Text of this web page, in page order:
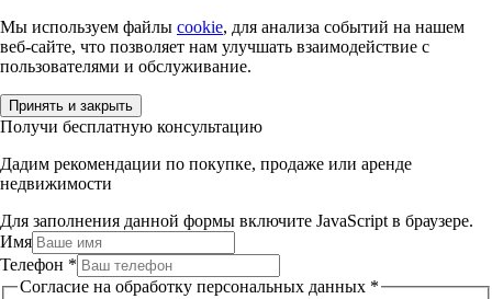
Мы используем файлы cookie, для анализа событий на нашем
веб-сайте, что позволяет нам улучшать взаимодействие с
пользователями и обслуживание.
Принять и закрыть
Получи бесплатную консультацию
Дадим рекомендации по покупке, продаже или аренде
недвижимости
Для заполнения данной формы включите JavaScript в браузере.
Имя
Телефон *
Согласие на обработку персональных данных *